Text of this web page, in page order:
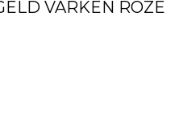
VARKEN ROZE